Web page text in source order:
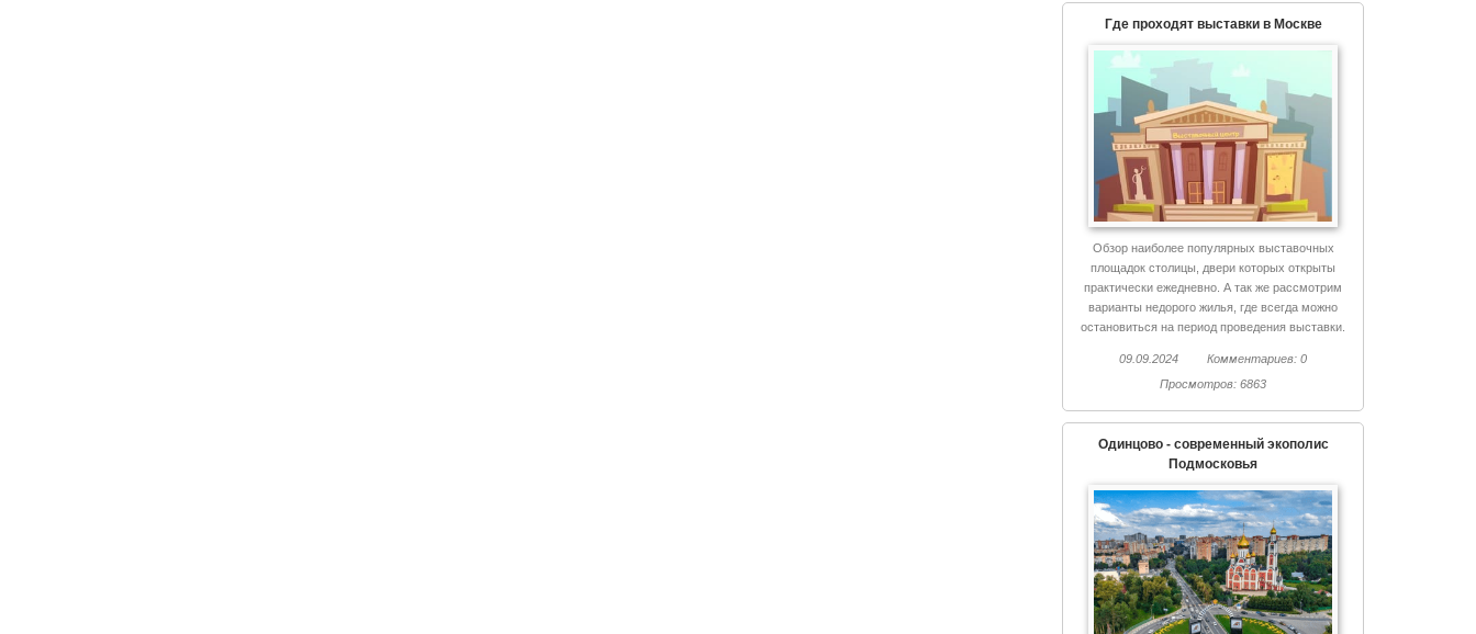
Где проходят выставки в Москве
Обзор наиболее популярных выставочных
площадок столицы, двери которых открыты
практически ежедневно. А так же рассмотрим
варианты недорого жилья, где всегда можно
остановиться на период проведения выставки.
09.09.2024
Комментариев: 0
Просмотров: 6863
Одинцово - современный экополис
Подмосковья